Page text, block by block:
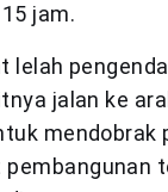
jam.
lelah
jalan ke
mendobrak